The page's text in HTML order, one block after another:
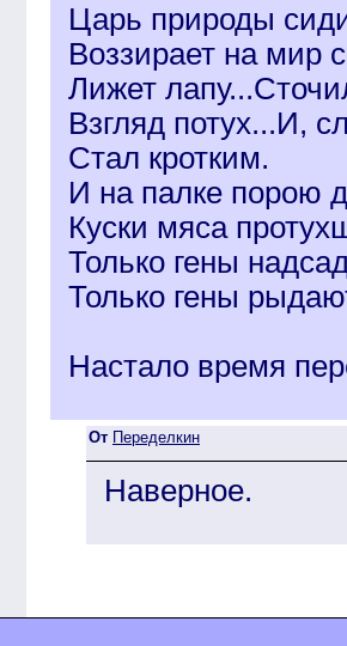
Царь природы
Воззирает на мир
Лижет
Взгляд потух...И,
Стал кротким.
И на палке порою
Куски мяса
Только гены
Только гены
Настало время
От Переделкин
Наверное.